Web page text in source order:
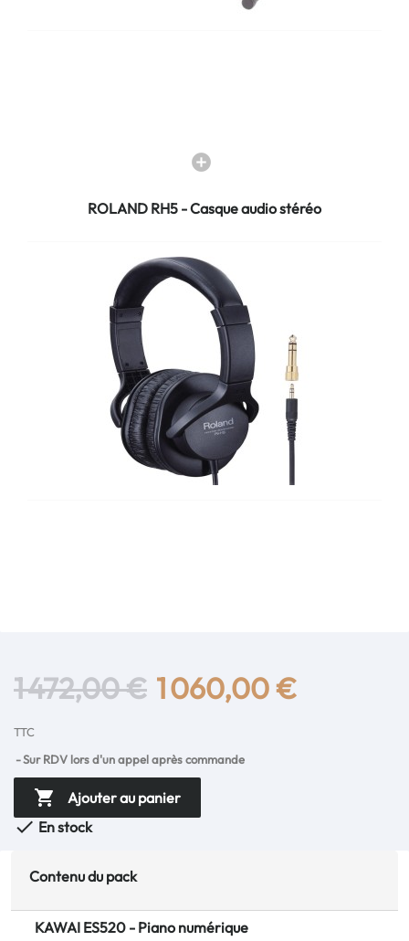
ROLAND RH5 - Casque audio stéréo
1 472,00 € 1 060,00 €
TTC
Sur RDV lors d'un appel après commande
 Ajouter au panier
 En stock
Contenu du pack
KAWAI ES520 - Piano numérique